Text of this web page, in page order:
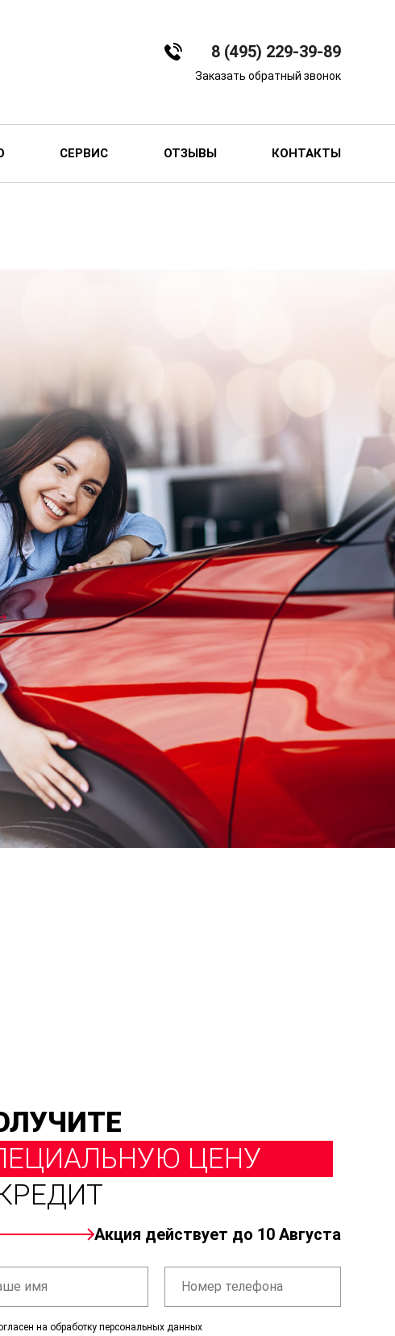
8 (495) 229-39-89
Заказать обратный звонок
СЕРВИС ОТЗЫВЫ КОНТАКТЫ
ЦЕНУ
Акция действует до 10 Августа
на обработку персональных данных